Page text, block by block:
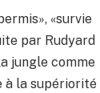
«survie
par Rudyard
jungle comme
à la supériorité